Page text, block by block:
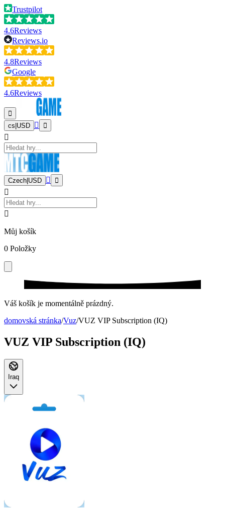
Trustpilot
4.6Reviews
Reviews.io
4.8Reviews
Google
4.6Reviews
cs USD
Czech USD
Můj košík
0 Položky
Váš košík je momentálně prázdný.
domovská stránka/Vuz/VUZ VIP Subscription (IQ)
VUZ VIP Subscription (IQ)
Iraq